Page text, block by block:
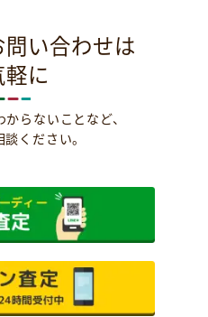
い合わせは
に
らないことなど、
ください。